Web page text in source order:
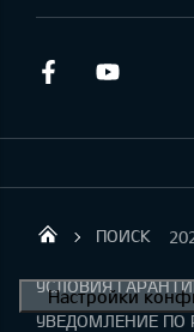
Facebook
KIA AUTO
ПОИСК
УСЛОВИЯ